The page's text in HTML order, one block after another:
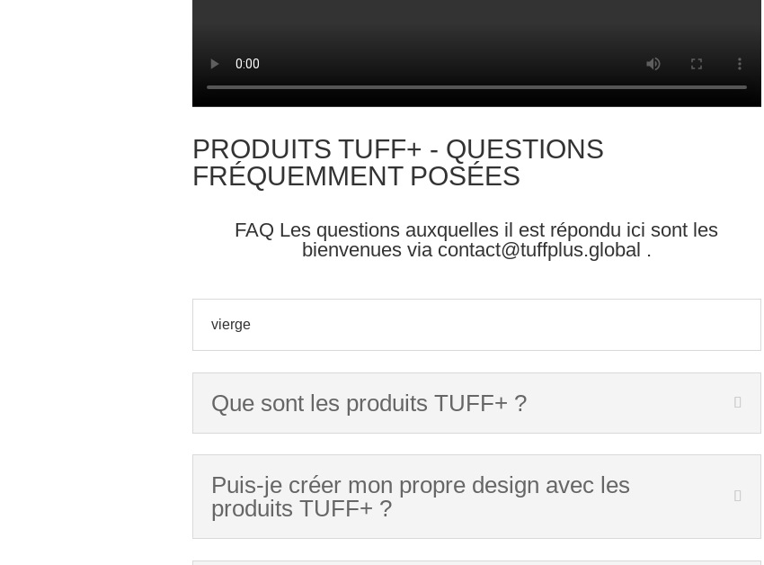
PRODUITS TUFF+ - QUESTIONS
FRÉQUEMMENT POSÉES
FAQ Les questions auxquelles il est répondu ici sont les
bienvenues via contact@tuffplus.global .
vierge
Que sont les produits TUFF+ ?
Puis-je créer mon propre design avec les
produits TUFF+ ?